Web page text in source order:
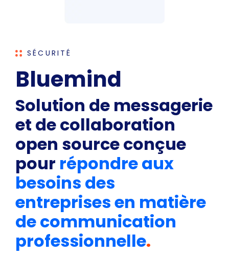
SÉCURITÉ
Bluemind
Solution de messagerie
et de collaboration
open source conçue
pour répondre aux
besoins des
entreprises en matière
de communication
professionnelle.